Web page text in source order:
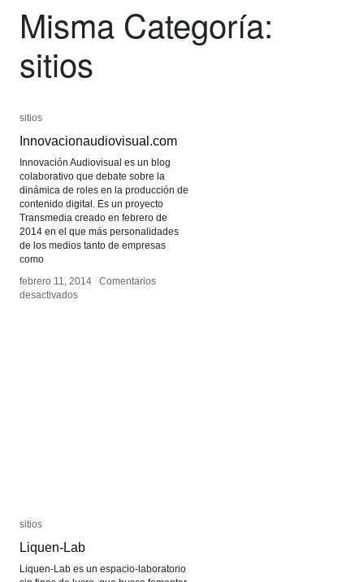
Misma Categoría:
sitios
sitios
Innovacionaudiovisual.com
Innovación Audiovisual es un blog
colaborativo que debate sobre la
dinámica de roles en la producción de
contenido digital. Es un proyecto
Transmedia creado en febrero de
2014 en el que más personalidades
de los medios tanto de empresas
como
febrero 11, 2014 / Comentarios
desactivadosen
sitios
Innovacionaudiovisual.com
febrero 11, 2014 / Comentarios
desactivadosen
sitios
Liquen-Lab
Liquen-Lab es un espacio-laboratorio
sitios
Liquen-Lab